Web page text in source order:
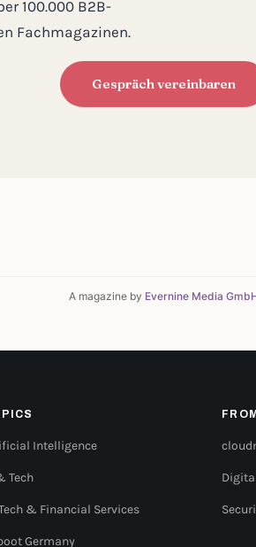
100.000 B2B-
Fachmagazinen.
Gespräch vereinbaren
A magazine by Evernine Media
Intelligence
Tech
& Financial Services
Germany